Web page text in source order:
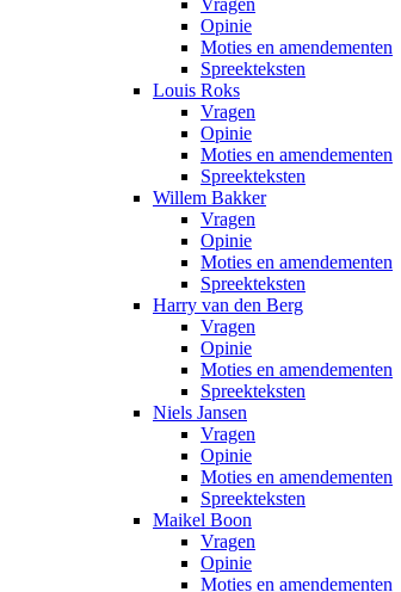
Vragen
Opinie
Moties en amendementen
Spreekteksten
Louis Roks
Vragen
Opinie
Moties en amendementen
Spreekteksten
Willem Bakker
Vragen
Opinie
Moties en amendementen
Spreekteksten
Harry van den Berg
Vragen
Opinie
Moties en amendementen
Spreekteksten
Niels Jansen
Vragen
Opinie
Moties en amendementen
Spreekteksten
Maikel Boon
Vragen
Opinie
Moties en amendementen